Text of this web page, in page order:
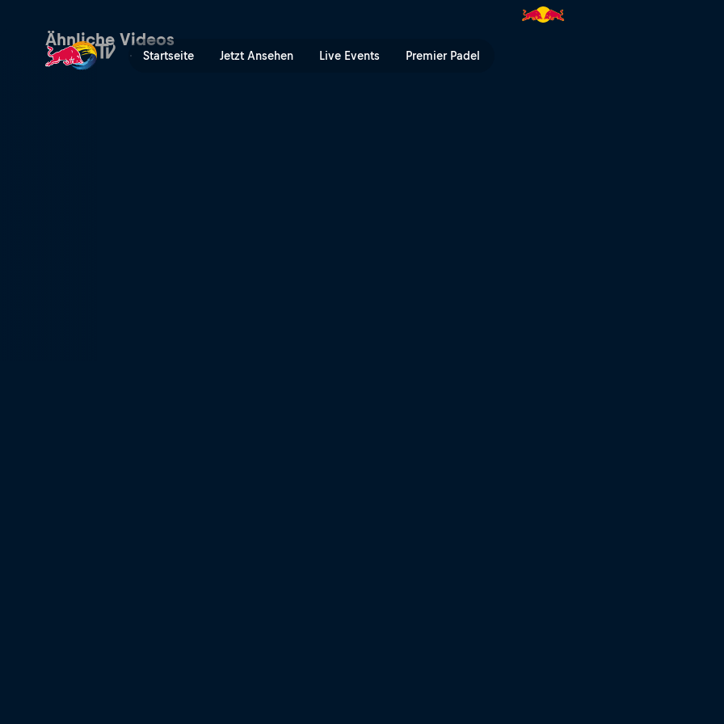
Startseite Jetzt Ansehen Live Events Premier Padel
Die besten Stürze und Smashes des Jahres 2016 | Red
Ähnliche Videos